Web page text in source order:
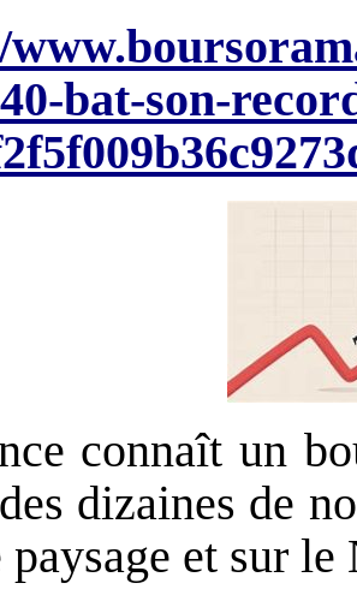
bat-son-
connaît un
dizaines de
paysage et sur le